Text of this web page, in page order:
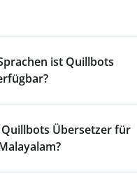
ist Quillbots
Übersetzer für